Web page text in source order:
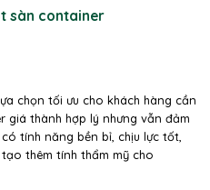
sàn container
chọn tối ưu cho khách hàng cần
thành hợp lý nhưng vẫn đảm
tính năng bền bỉ, chịu lực tốt,
thêm tính thẩm mỹ cho